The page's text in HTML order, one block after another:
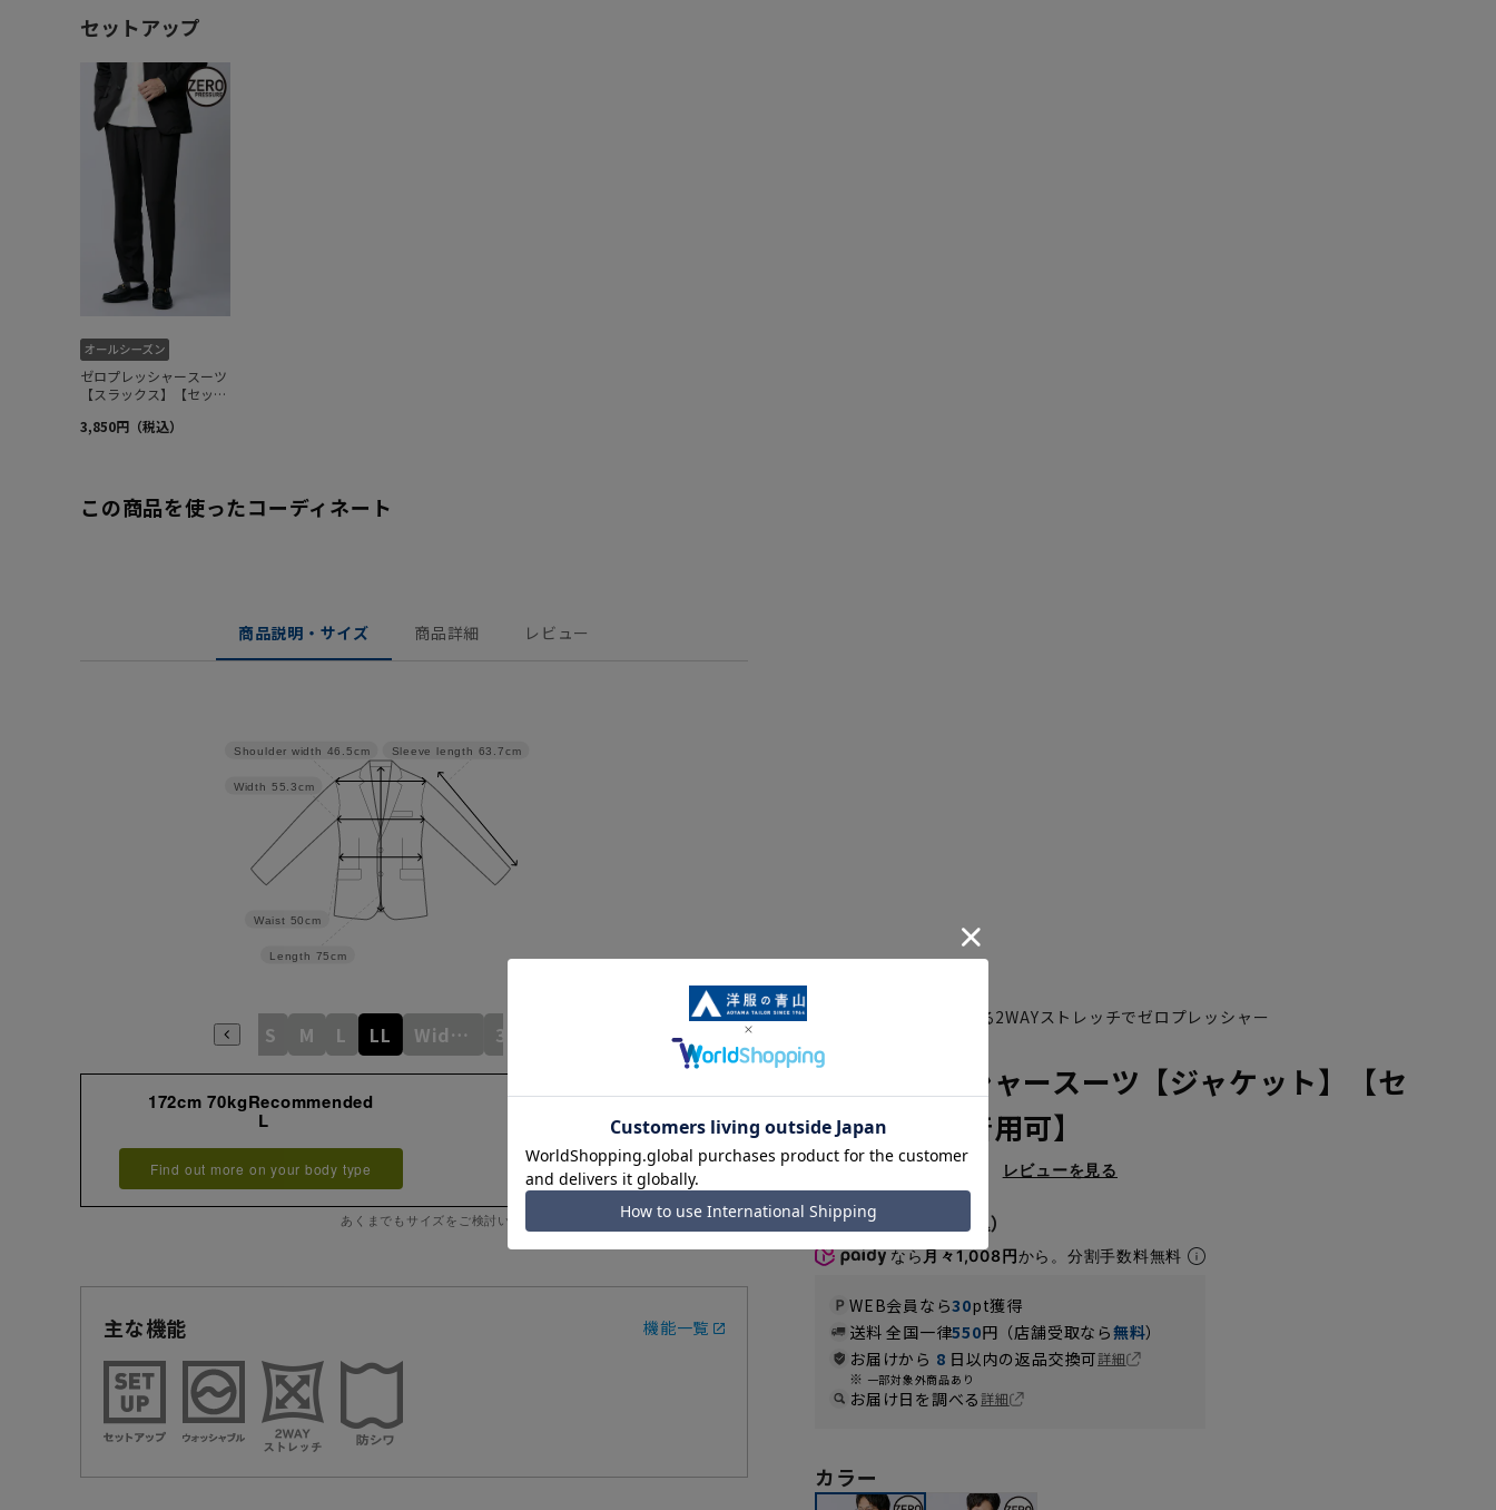
この商品を使ったコーディネート
商品説明・サイズ 商品詳細 レビュー
Sleeve length 63.7cm
Length 75cm
Waist 50cm
Width 55.3cm
Shoulder width 46.5cm
S M L LL WideM 3L
172cm 70kgRecommended
L
Find out more on your body type
あくまでもサイズをご検討いただく際の目安となります。
主な機能 機能一覧
タテヨコに大きく伸びる2WAYストレッチでゼロプレッシャー
ゼロプレッシャースーツ【ジャケット】【セ
ットアップ着用可】
1.0 レビューを見る
6,050円
なら月々1,008円から。分割手数料無料
WEB会員なら30pt獲得
送料 全国一律550円（店舗受取なら無料）
お届けから 8 日以内の返品交換可詳細
一部対象外商品あり
お届け日を調べる詳細
カラー